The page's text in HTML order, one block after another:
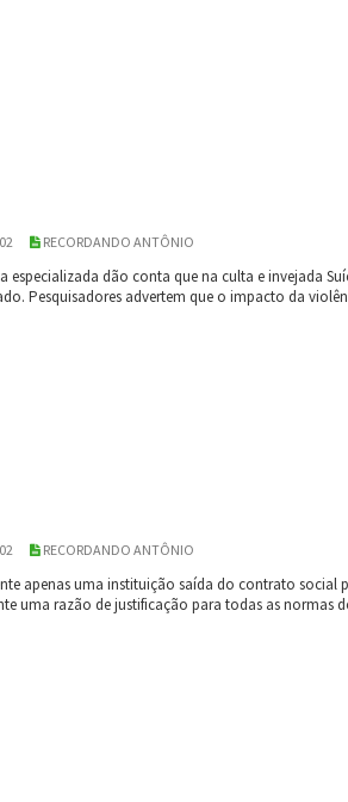
RECORDANDO ANTÔNIO
especializada dão conta que na culta e invejada
Pesquisadores advertem que o impacto da
RECORDANDO ANTÔNIO
apenas uma instituição saída do contrato
uma razão de justificação para todas as normas